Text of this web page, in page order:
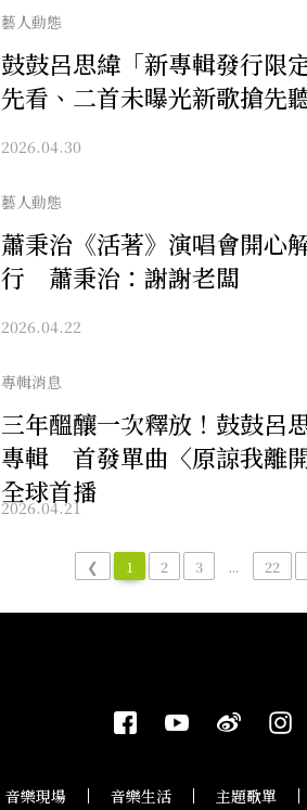
藝人動態
鼓鼓呂思緯「新專輯發行限
先看、二首未曝光新歌搶先
2026.04.30
藝人動態
蕭秉治《活著》演唱會開心
行 蕭秉治：謝謝老闆
2026.04.22
專輯消息
三年醞釀一次釋放！鼓鼓呂
專輯 首發單曲〈原諒我離
全球首播
2026.04.21
❮ 1 2 3 ... 22
音樂現場 音樂生活 主題歌單